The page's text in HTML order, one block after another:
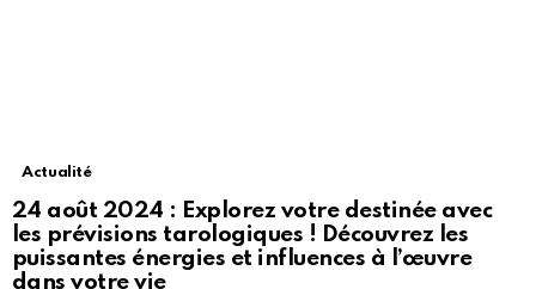
Actualité
24 août 2024 : Explorez votre destinée avec
les prévisions tarologiques ! Découvrez les
puissantes énergies et influences à l’œuvre
dans votre vie